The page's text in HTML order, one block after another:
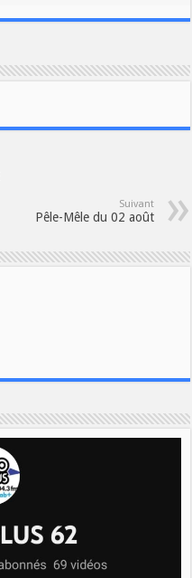
Suivant
Pêle-Mêle du 02 août